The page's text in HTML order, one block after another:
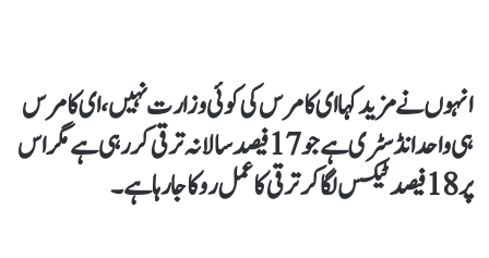
انہوں نےمزید کہا ای کامرس کی کوئی وزارت نہیں، ای کامرس
ہی واحد انڈسٹری ہےجو 17 فیصد سالانہ ترقی کر رہی ہے مگر اس
پر 18 فیصد ٹیکس لگا کر ترقی کا عمل روکا جارہا ہے۔